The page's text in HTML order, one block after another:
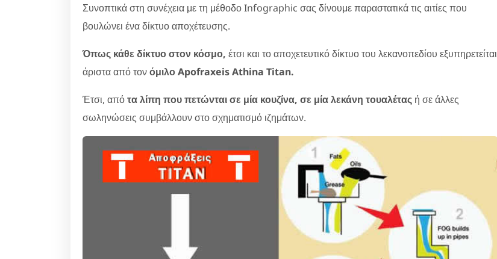
Συνοπτικά στη συνέχεια με τη μέθοδο Infographic σας δίνουμε παραστατικά τις αιτίες που
βουλώνει ένα δίκτυο αποχέτευσης.
Όπως κάθε δίκτυο στον κόσμο, έτσι και το αποχετευτικό δίκτυο του λεκανοπεδίου εξυπηρετείται
άριστα από τονόμιλο Apofraxeis Athina Titan.
Έτσι, απότα λίπη που πετώνται σε μία κουζίνα, σε μία λεκάνη τουαλέτας ή σε άλλες
σωληνώσεις συμβάλλουν στο σχηματισμό ιζημάτων.